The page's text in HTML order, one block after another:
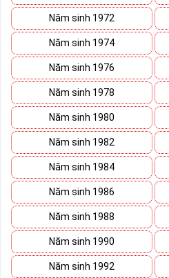
tranh trên bàn đàm phán.
Ý nghĩa Sim Lục Quý 9 được coi
lực của bậc đế vương. Việc kết hợp
sẽ giúp chosim số đẹpgiàu ý nghĩa
địa vị và tiền tài.
Theo phong thủy đây còn là số sim
cuộc sống giàu sang phú quý cho
còn là bùa hộ mệnh xua đuổi tà khí,
luôn bình an và hạnh phúc.
Tại sao nên sở hữu Sim
Năm sinh 1972
Năm sinh 1974
Năm sinh 1976
Năm sinh 1978
Năm sinh 1980
Năm sinh 1982
Năm sinh 1984
Năm sinh 1986
Năm sinh 1988
Năm sinh 1990
Năm sinh 1992